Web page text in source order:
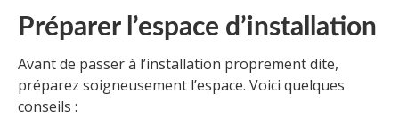
Préparer l’espace d’installation
Avant de passer à l’installation proprement dite,
préparez soigneusement l’espace. Voici quelques
conseils :